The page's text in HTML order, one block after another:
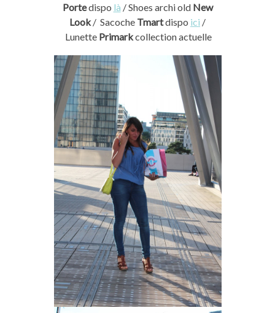
Portedispo là / Shoes archi old New
Look/ Sacoche Tmartdispo ici /
Lunette Primarkcollection actuelle